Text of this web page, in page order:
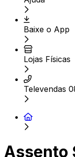
Baixe o App
Lojas Físicas
Televendas
Assento